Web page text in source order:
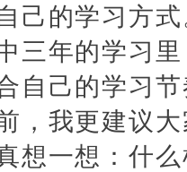
己的学习方
三年的学习
自己的学习
，我更建议
想一想：什